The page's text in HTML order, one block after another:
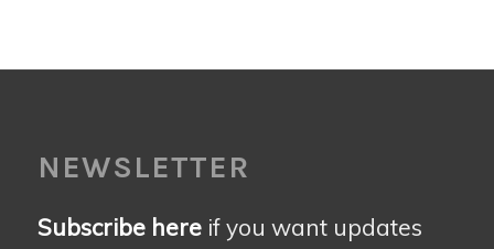
NEWSLETTER
Subscribe hereif you want updates